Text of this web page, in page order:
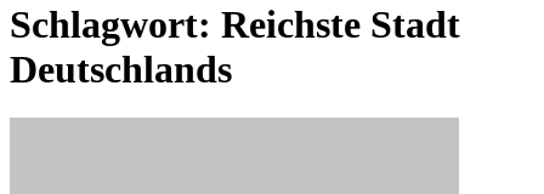
Schlagwort: Reichste Stadt
Deutschlands